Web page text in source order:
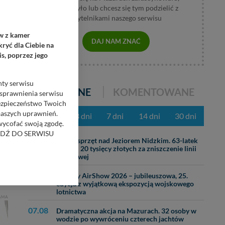
wzburzyło lub chcesz się tym podzielić z
czytelnikami naszego serwisu
DAJ NAM ZNAĆ
POPULARNE KOMENTOWANE
z ostatnich 3 dni 7 dni 14 dni 30 dni
Ciężki sprzęt nad Jeziorem Nidzkim. 63-latek
zapłaci 20 tysięcy złotych za zniszczenie linii
brzegowej
Mazury AirShow 2026 – jubileuszowa, 25.
edycja z wyjątkową ekspozycją wojskowego
lotnictwa
07.08
Dramatyczna akcja na Mazurach. 32 osoby w
wodzie po wywróceniu czterech jachtów
z kamer
dla Ciebie na
poprzez jego
serwisu
serwisu
Twoich
uprawnień.
swoją zgodę.
DO SERWISU
z formularza
ul. Wiejska 17,